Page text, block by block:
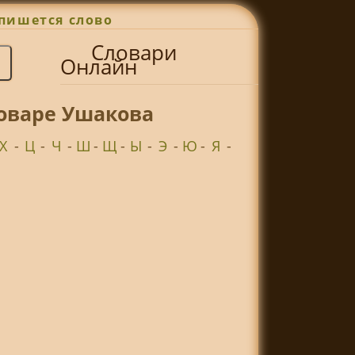
слово
Словари
Онлайн
Ушакова
- Ц - Ч - Ш - Щ - Ы - Э - Ю- Я -